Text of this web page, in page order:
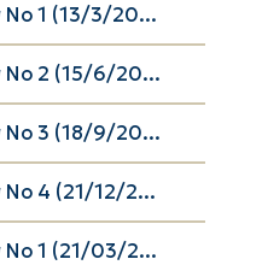
Νο 1 (13/3/20...
Νο 2 (15/6/20...
Νο 3 (18/9/20...
Νο 4 (21/12/2...
Νο 1 (21/03/2...